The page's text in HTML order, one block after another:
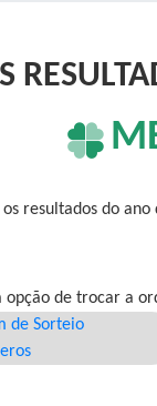
resultados do ano
opção de trocar a
de Sorteio